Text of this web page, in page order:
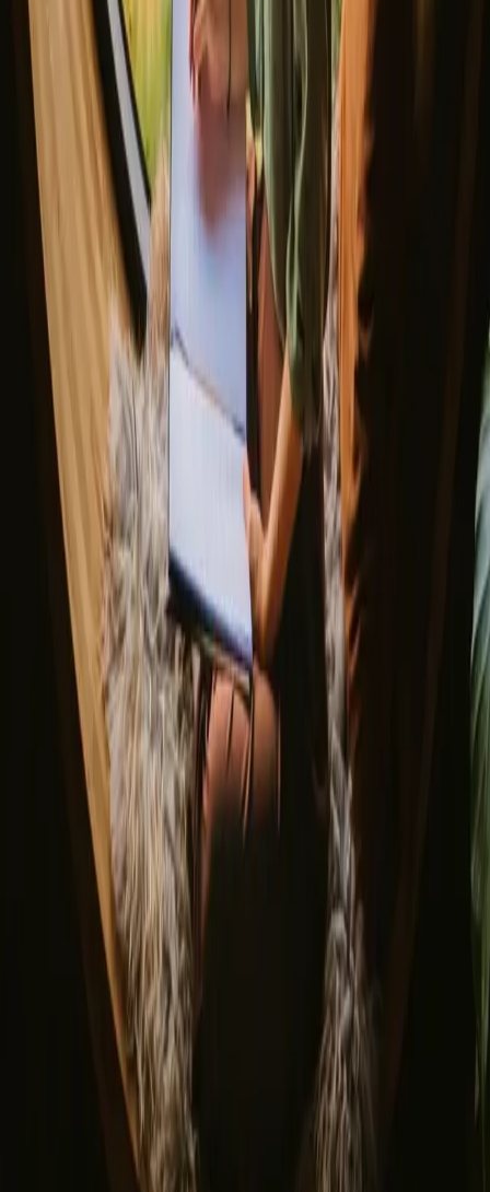
Utforsk ulike naturovernattinger
Tretopphytter
Glamping
Dome glamping
Glasshytter
Unike overnattinger
Hvor skal du reise?
Trøndelag
Vestlandet
Sørlandet
Møre og romsdal
Sverige
Danmark
Oppdag Campanyon
▼
Om oss
Kundesenter
Bålhistorier
Eventyrhistorier
Har du et unikt overnattingssted?
Verv en vert
Har du en ekte hytte?
Avbestillingsregler
La oss inspirere deg med de mest unike utfluktene
Meld deg på
Ved å melde deg på godtar du at vi kan sende deg inspirasjon og
guider. Du kan alltid melde deg av. Les vår
personvernpolicy
Last ned appen vår for vertskap og gjester!
© 2026 Campanyon AS. All rights reserved.